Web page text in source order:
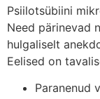
Psiilotsübiini
Need pärinevad
hulgaliselt
Eelised on
Paranenud